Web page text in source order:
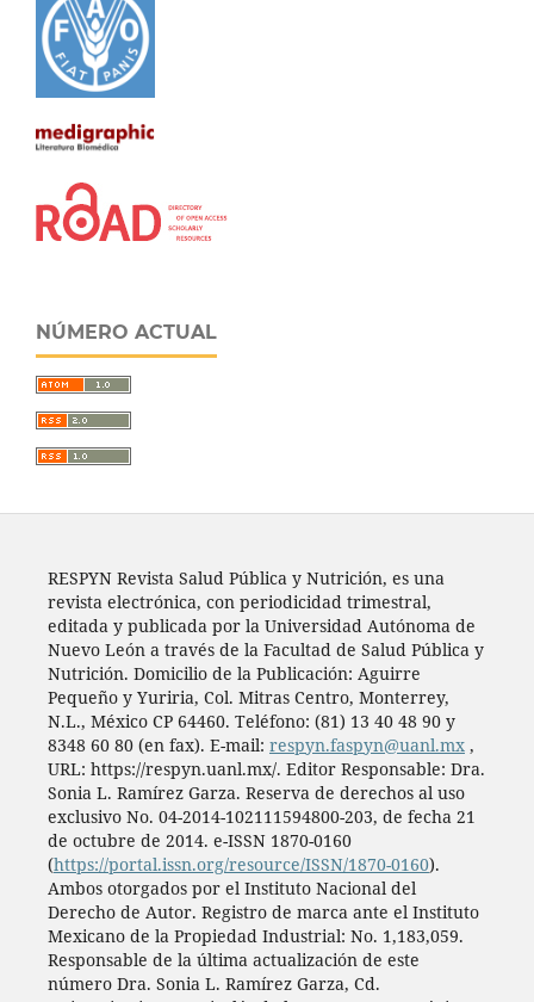
NÚMERO ACTUAL
RESPYN Revista Salud Pública y Nutrición, es una
revista electrónica, con periodicidad trimestral,
editada y publicada por la Universidad Autónoma de
Nuevo León a través de la Facultad de Salud Pública y
Nutrición. Domicilio de la Publicación: Aguirre
Pequeño y Yuriria, Col. Mitras Centro, Monterrey,
N.L., México CP 64460. Teléfono: (81) 13 40 48 90 y
8348 60 80 (en fax). E-mail: respyn.faspyn@uanl.mx,
URL: https://respyn.uanl.mx/. Editor Responsable: Dra.
Sonia L. Ramírez Garza. Reserva de derechos al uso
exclusivo No. 04-2014-102111594800-203, de fecha 21
de octubre de 2014. e-ISSN 1870-0160
(https://portal.issn.org/resource/ISSN/1870-0160).
Ambos otorgados por el Instituto Nacional del
Derecho de Autor. Registro de marca ante el Instituto
Mexicano de la Propiedad Industrial: No. 1,183,059.
Responsable de la última actualización de este
número Dra. Sonia L. Ramírez Garza, Cd.